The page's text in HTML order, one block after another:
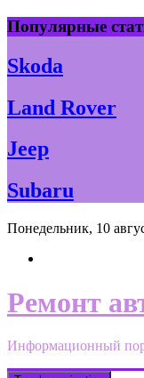
Skip
to
content
Популярные
Skoda
Land Rover
Jeep
Subaru
Понедельник, 10
Ремонт
Информационный